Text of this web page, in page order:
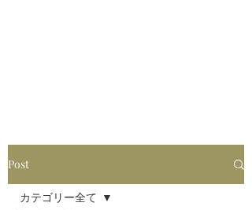
Post
カテゴリー全て